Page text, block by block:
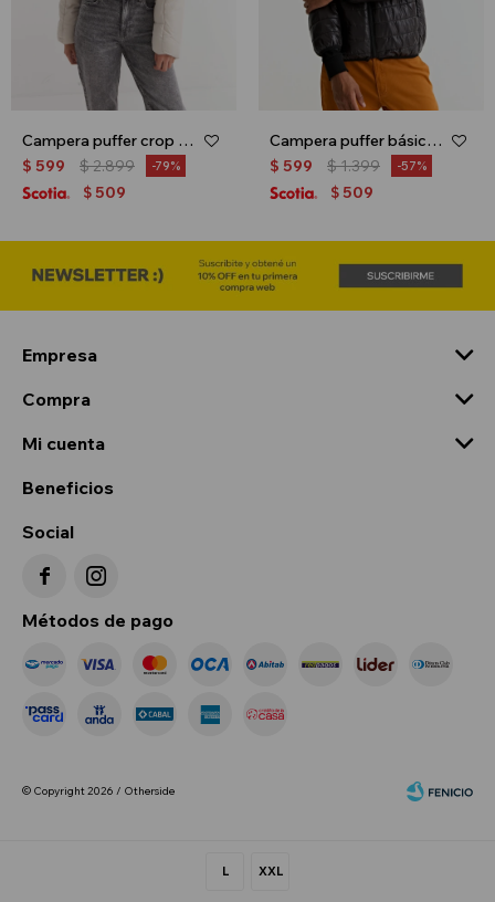
L XXL
Campera puffer crop - Beige
$ 599 $2.899 79
$ 509
Campera puffer básica con capucha - Negro
$ 599 $1.399 57
$ 509
Empresa
Compra
Mi cuenta
Beneficios
Social
 
Métodos de pago
© Copyright 2026 / Otherside